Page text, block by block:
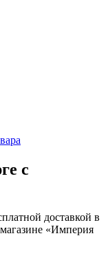
с
доставкой в
«Империя